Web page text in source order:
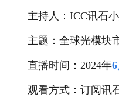
主持人：ICC讯石
主题：全球光模块
直播时间：2024年
观看方式：订阅讯石